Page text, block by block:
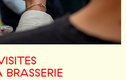
BRASSERIE